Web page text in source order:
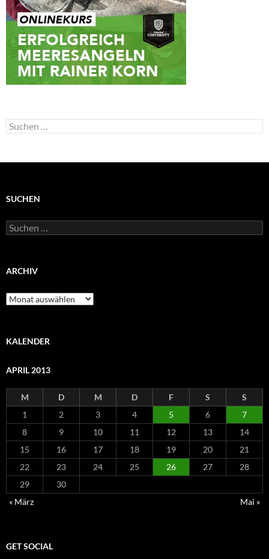
Suchen
nach:
SUCHEN
Suchen
nach:
ARCHIV
Archiv
KALENDER
APRIL 2013
M D M D F S
S
1
2 3 4 5 6
7
8
9 10 11 12 13
14
15
16 17 18 19 20
21
22
23 24 25 26 27
28
29
30
« März
Mai »
GET SOCIAL